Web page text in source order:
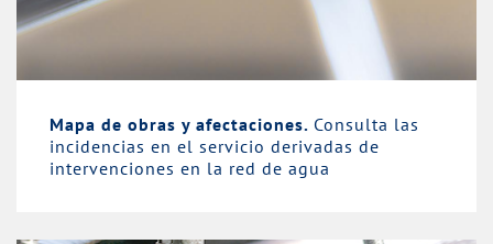
Mapa de obras y afectaciones. Consulta las
incidencias en el servicio derivadas de
intervenciones en la red de agua